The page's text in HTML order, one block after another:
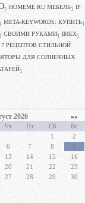
2 HOMEME RU МЕБЕЛЬ1 IP
1 META-KEYWORDS: КУПИТЬ1
1 CВОИМИ РУКАМИ1 IMEX1
7 РЕЦЕПТОВ СТИЛЬНОЙ
ДЛЯ СОЛНЕЧНЫХ
1
2026 »»
Чт Пт Сб
Вс
1
2
6 7 8
9
13 14 15
16
20 21 22
23
27 28 29
30